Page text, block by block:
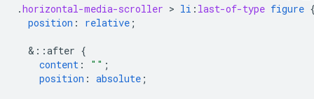
.horizontal-media-scroller > li : last-of-type figure
position : relative ;
& ::after {
content : "" ;
position : absolute ;